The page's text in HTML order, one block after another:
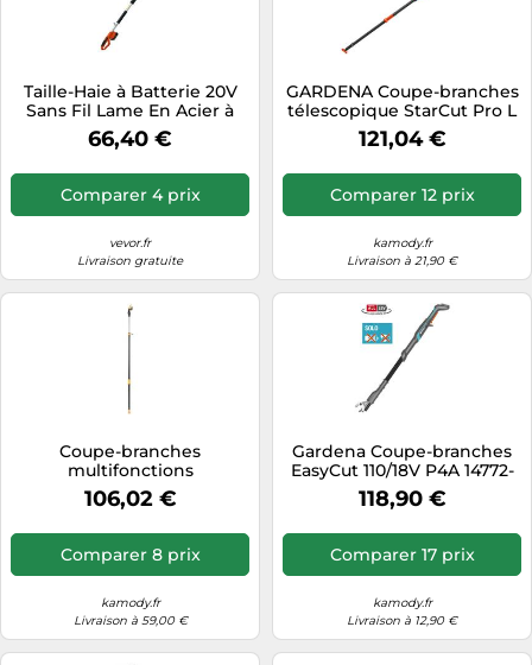
Taille-Haie à Batterie 20V
Sans Fil Lame En Acier à
Double Tranchant 45,7cm
66,40 €
Comparer 4 prix
vevor.fr
Livraison gratuite
GARDENA Coupe-branches
télescopique StarCut Pro L
– 175–400 cm, scie incluse
12082-20
121,04 €
Comparer 12 prix
kamody.fr
Livraison à 21,90 €
Coupe-branches
multifonctions
télescopique UPX86
106,02 €
Comparer 8 prix
kamody.fr
Livraison à 59,00 €
Gardena Coupe-branches
EasyCut 110/18V P4A 14772-
55
118,90 €
Comparer 17 prix
kamody.fr
Livraison à 12,90 €